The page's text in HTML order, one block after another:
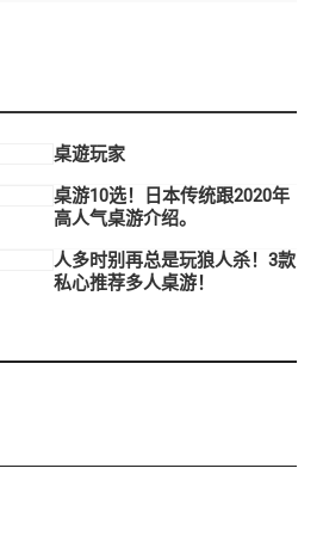
桌遊玩家
桌游10选！日本传统跟2020年
高人气桌游介绍。
人多时别再总是玩狼人杀！3款
私心推荐多人桌游！